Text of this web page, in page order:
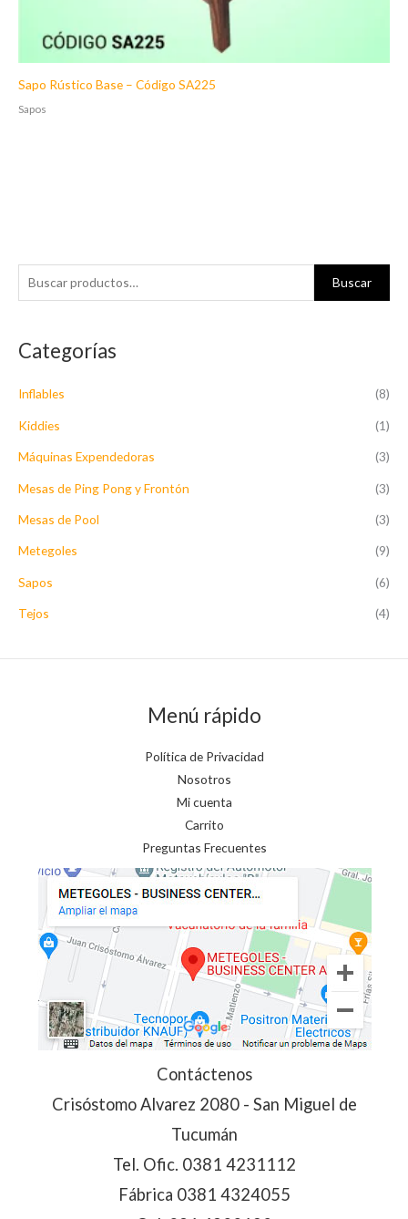
u
c
r
p
:
Buscar
Categorías
Inflables (8)
Kiddies (1)
Máquinas Expendedoras (3)
Mesas de Ping Pong y Frontón (3)
Mesas de Pool (3)
Metegoles (9)
Sapos (6)
Tejos (4)
Sapo Rústico Base – Código SA225
Sapos
Menú rápido
Política de Privacidad
Nosotros
Mi cuenta
Carrito
Preguntas Frecuentes
Contáctenos
Crisóstomo Alvarez 2080 - San Miguel de
Tucumán
Tel. Ofic. 0381 4231112
Fábrica 0381 4324055